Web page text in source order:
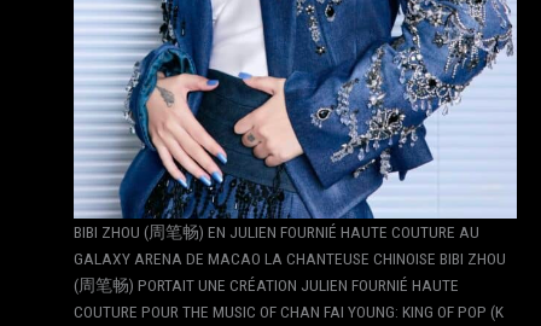
BIBI ZHOU (周笔畅) EN JULIEN FOURNIÉ HAUTE COUTURE AU
GALAXY ARENA DE MACAO LA CHANTEUSE CHINOISE BIBI ZHOU
(周笔畅) PORTAIT UNE CRÉATION JULIEN FOURNIÉ HAUTE
COUTURE POUR THE MUSIC OF CHAN FAI YOUNG: KING OF POP (K